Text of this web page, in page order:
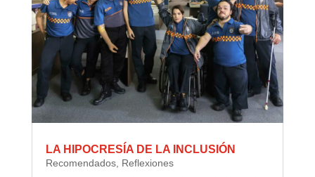
LA HIPOCRESÍA DE LA INCLUSIÓN
Recomendados, Reflexiones